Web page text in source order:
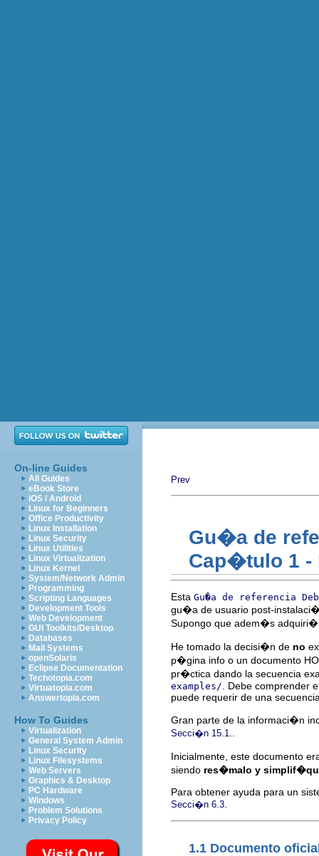
On-line Guides
All Guides
eBook Store
iOS / Android
Linux for Beginners
Office Productivity
Linux Installation
Linux Security
Linux Utilities
Linux Virtualization
Linux Kernel
System/Network Admin
Programming
Scripting Languages
Development Tools
Web Development
GUI Toolkits/Desktop
Databases
Mail Systems
openSolaris
Eclipse Documentation
Techotopia.com
Virtuatopia.com
Answertopia.com
How To Guides
Virtualization
General System Admin
Linux Security
Linux Filesystems
Web Servers
Graphics & Desktop
PC Hardware
Windows
Problem Solutions
Privacy Policy
Prev
Gu�a de
Cap�tulo 1 -
Esta Gu�a de referencia
gu�a de usuario post-
Supongo que adem�s adquiri�
He tomado la decisi�n de no
p�gina info o un documento
pr�ctica dando la secuencia
examples/ . Debe comprender
puede requerir de una
Gran parte de la informaci�n
Secci�n 15.1
Inicialmente, este documento
siendo res�malo y
Para obtener ayuda para un
Secci�n 6.3
1.1 Documento